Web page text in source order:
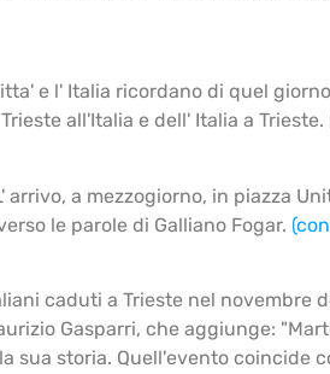
e l' Italia ricordano di quel
all'Italia e dell' Italia a Trieste.
a mezzogiorno, in piazza
le parole di Galliano Fogar.
caduti a Trieste nel novembre
Gasparri, che aggiunge:
sua storia. Quell'evento coincide